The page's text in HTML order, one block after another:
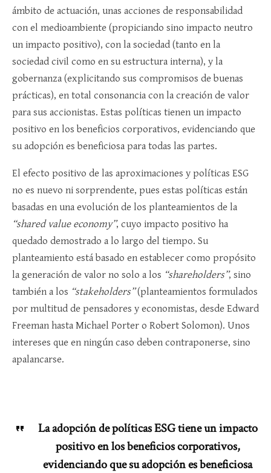
ámbito de actuación, unas acciones de responsabilidad
con el medioambiente (propiciando sino impacto neutro
un impacto positivo), con la sociedad (tanto en la
sociedad civil como en su estructura interna), y la
gobernanza (explicitando sus compromisos de buenas
prácticas), en total consonancia con la creación de valor
para sus accionistas. Estas políticas tienen un impacto
positivo en los beneficios corporativos, evidenciando que
su adopción es beneficiosa para todas las partes.
El efecto positivo de las aproximaciones y políticas ESG
no es nuevo ni sorprendente, pues estas políticas están
basadas en una evolución de los planteamientos de la
“shared value economy”, cuyo impacto positivo ha
quedado demostrado a lo largo del tiempo. Su
planteamiento está basado en establecer como propósito
la generación de valor no solo a los “shareholders”, sino
también a los “stakeholders”(planteamientos formulados
por multitud de pensadores y economistas, desde Edward
Freeman hasta Michael Porter o Robert Solomon). Unos
intereses que en ningún caso deben contraponerse, sino
apalancarse.
La adopción de políticas ESG tiene un impacto
positivo en los beneficios corporativos,
evidenciando que su adopción es beneficiosa